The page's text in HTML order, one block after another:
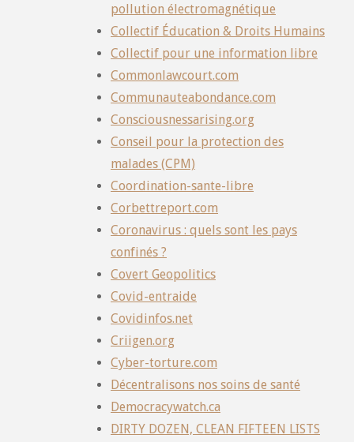
pollution électromagnétique
Collectif Éducation & Droits Humains
Collectif pour une information libre
Commonlawcourt.com
Communauteabondance.com
Consciousnessarising.org
Conseil pour la protection des
malades (CPM)
Coordination-sante-libre
Corbettreport.com
Coronavirus : quels sont les pays
confinés ?
Covert Geopolitics
Covid-entraide
Covidinfos.net
Criigen.org
Cyber-torture.com
Décentralisons nos soins de santé
Democracywatch.ca
DIRTY DOZEN, CLEAN FIFTEEN LISTS